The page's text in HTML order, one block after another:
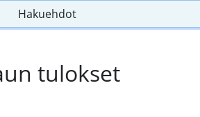
Hakuehdot
tulokset